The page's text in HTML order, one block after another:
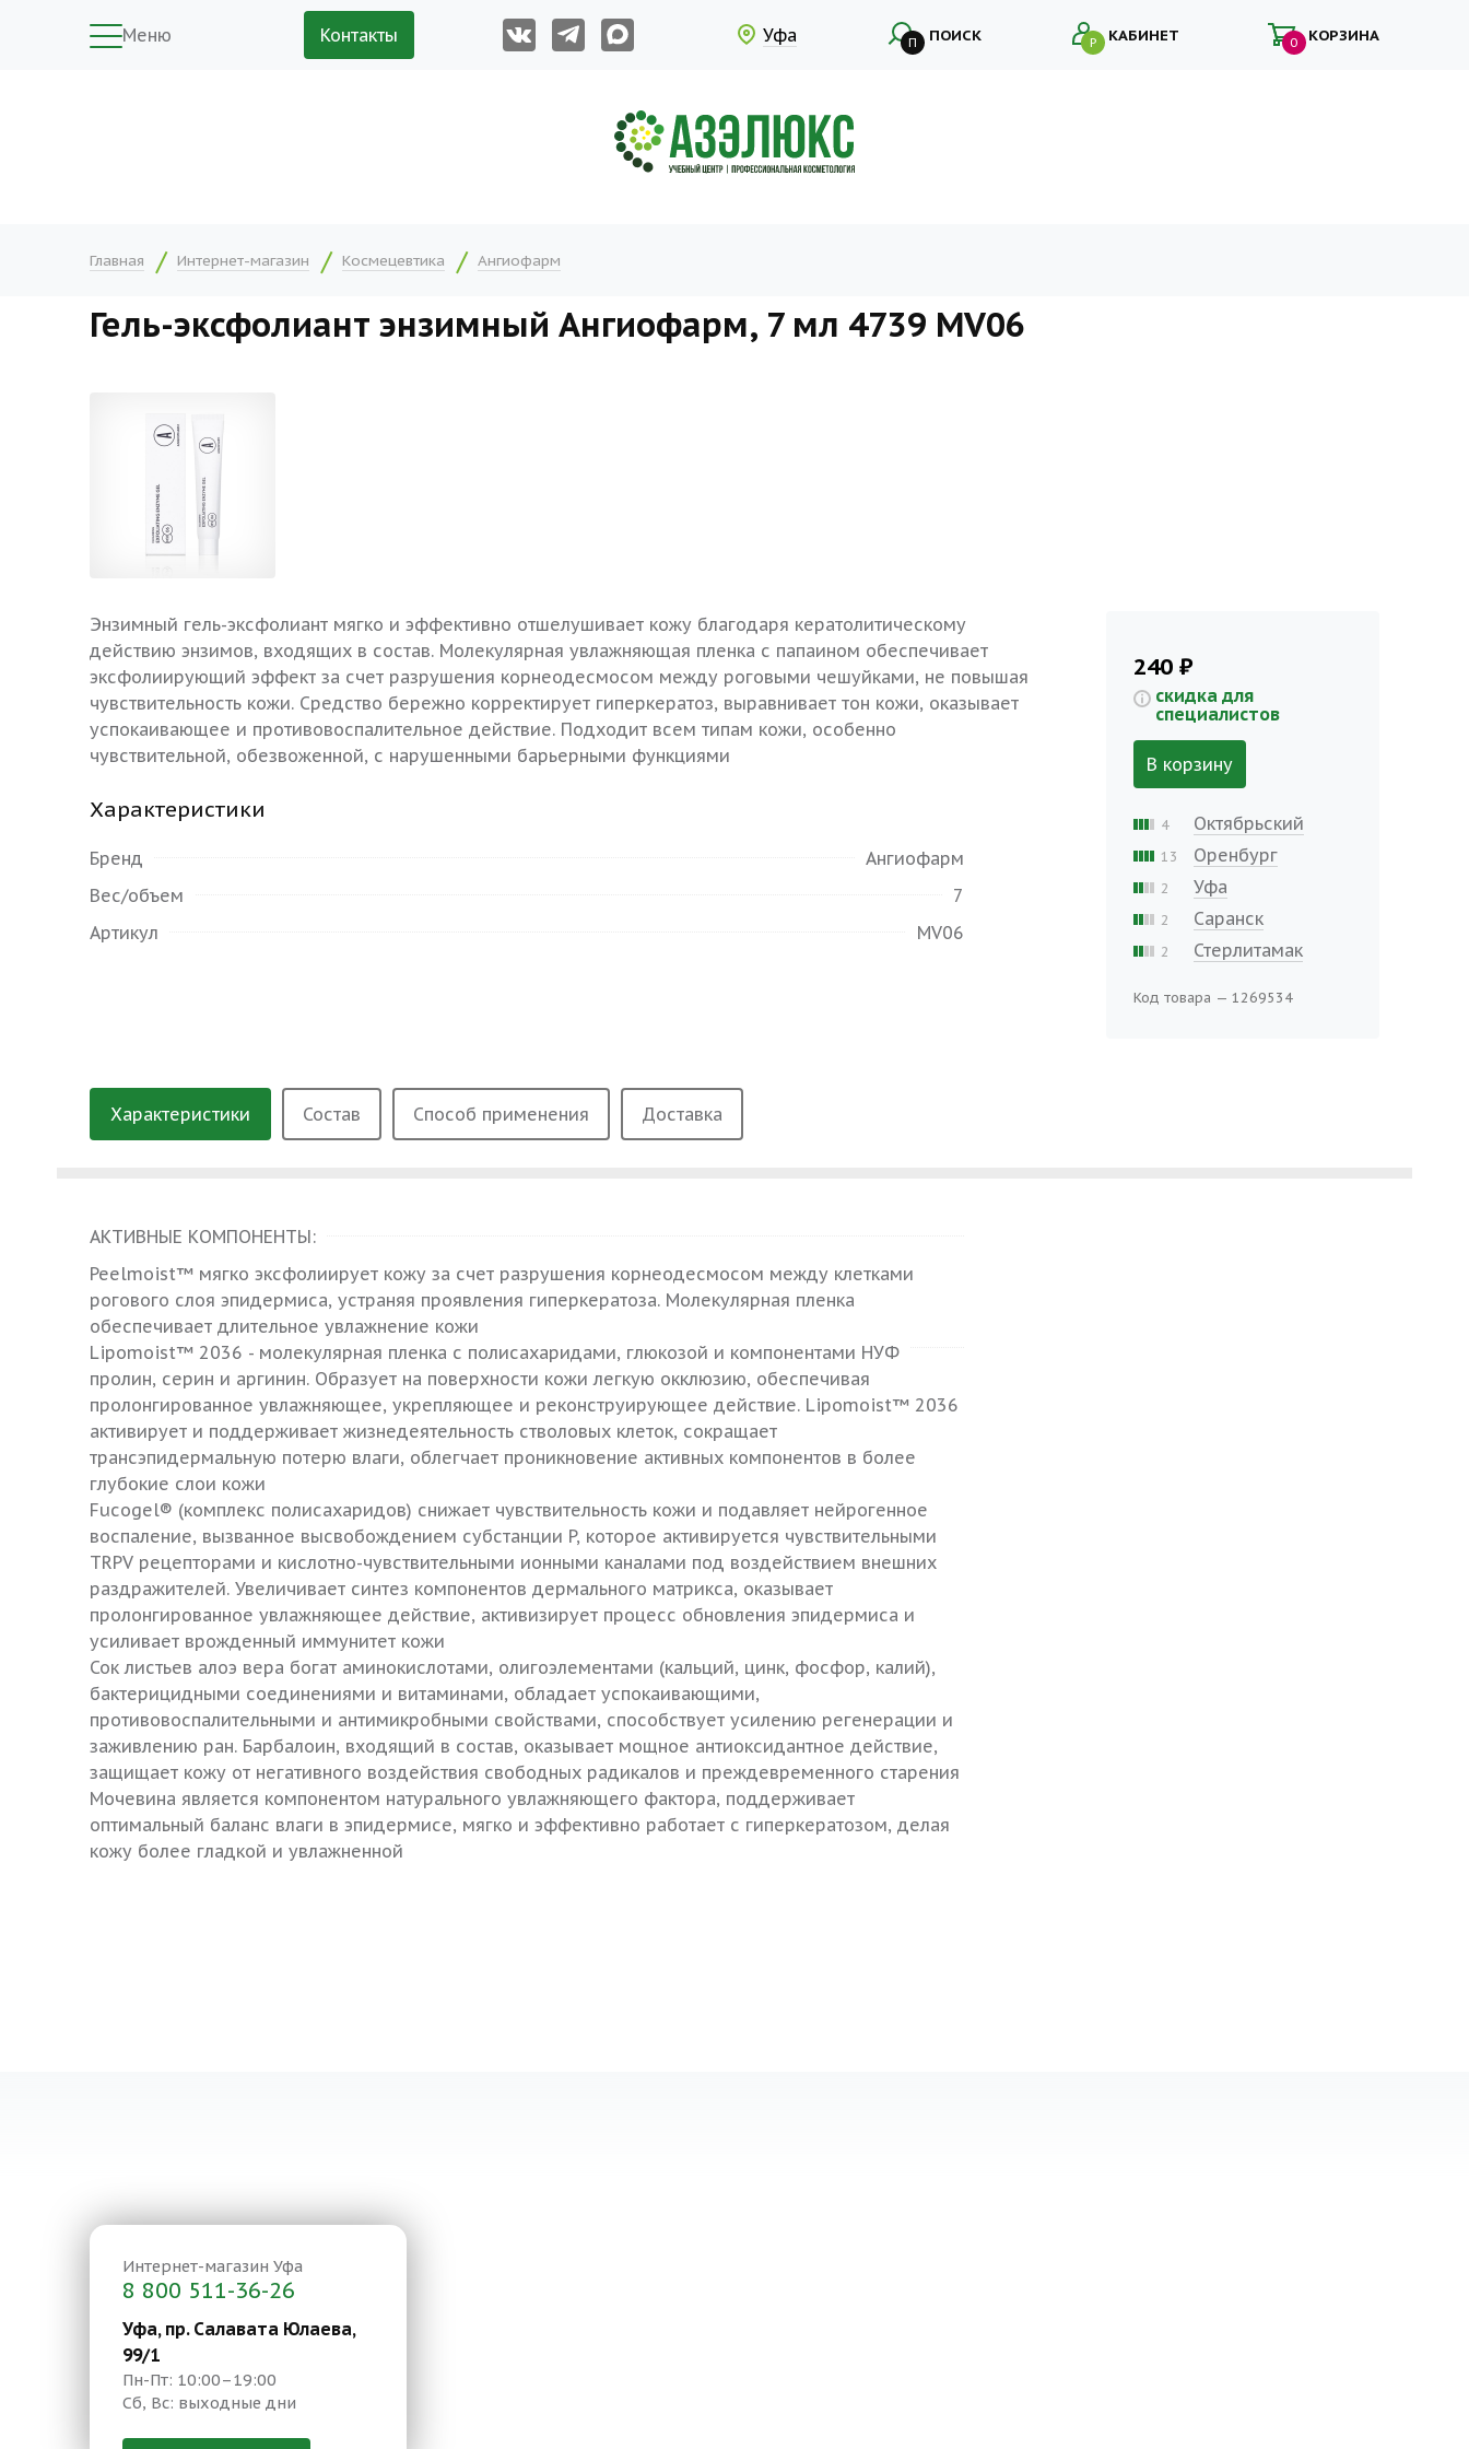
Меню Контакты Уфа П ПОИСК Р КАБИНЕТ 0 КОРЗИНА
Главная Интернет-магазин Космецевтика Ангиофарм
Гель-эксфолиант энзимный Ангиофарм, 7 мл 4739 MV06
Энзимный гель-эксфолиант мягко и эффективно отшелушивает кожу благодаря кератолитическому
действию энзимов, входящих в состав. Молекулярная увлажняющая пленка с папаином обеспечивает
эксфолиирующий эффект за счет разрушения корнеодесмосом между роговыми чешуйками, не повышая
чувствительность кожи. Средство бережно корректирует гиперкератоз, выравнивает тон кожи, оказывает
успокаивающее и противовоспалительное действие. Подходит всем типам кожи, особенно
чувствительной, обезвоженной, с нарушенными барьерными функциями
Характеристики
Бренд
Ангиофарм
Вес/объем
7
Артикул
MV06
240 ₽
скидка для
специалистов
В корзину
4 Октябрьский
13 Оренбург
2 Уфа
2 Саранск
2 Стерлитамак
Код товара — 1269534
Характеристики Состав Способ применения Доставка
АКТИВНЫЕ КОМПОНЕНТЫ:
Peelmoist™ мягко эксфолиирует кожу за счет разрушения корнеодесмосом между клетками
рогового слоя эпидермиса, устраняя проявления гиперкератоза. Молекулярная пленка
обеспечивает длительное увлажнение кожи
Lipomoist™ 2036 - молекулярная пленка с полисахаридами, глюкозой и компонентами НУФ
пролин, серин и аргинин. Образует на поверхности кожи легкую окклюзию, обеспечивая
пролонгированное увлажняющее, укрепляющее и реконструирующее действие. Lipomoist™ 2036
активирует и поддерживает жизнедеятельность стволовых клеток, сокращает
трансэпидермальную потерю влаги, облегчает проникновение активных компонентов в более
глубокие слои кожи
Fucogel® (комплекс полисахаридов) снижает чувствительность кожи и подавляет нейрогенное
воспаление, вызванное высвобождением субстанции P, которое активируется чувствительными
TRPV рецепторами и кислотно-чувствительными ионными каналами под воздействием внешних
раздражителей. Увеличивает синтез компонентов дермального матрикса, оказывает
пролонгированное увлажняющее действие, активизирует процесс обновления эпидермиса и
усиливает врожденный иммунитет кожи
Сок листьев алоэ вера богат аминокислотами, олигоэлементами (кальций, цинк, фосфор, калий),
бактерицидными соединениями и витаминами, обладает успокаивающими,
противовоспалительными и антимикробными свойствами, способствует усилению регенерации и
заживлению ран. Барбалоин, входящий в состав, оказывает мощное антиоксидантное действие,
защищает кожу от негативного воздействия свободных радикалов и преждевременного старения
Мочевина является компонентом натурального увлажняющего фактора, поддерживает
оптимальный баланс влаги в эпидермисе, мягко и эффективно работает с гиперкератозом, делая
кожу более гладкой и увлажненной
Интернет-магазин Уфа
8 800 511-36-26
Уфа, пр. Салавата Юлаева,
99/1
Пн-Пт: 10:00–19:00
Сб, Вс: выходные дни